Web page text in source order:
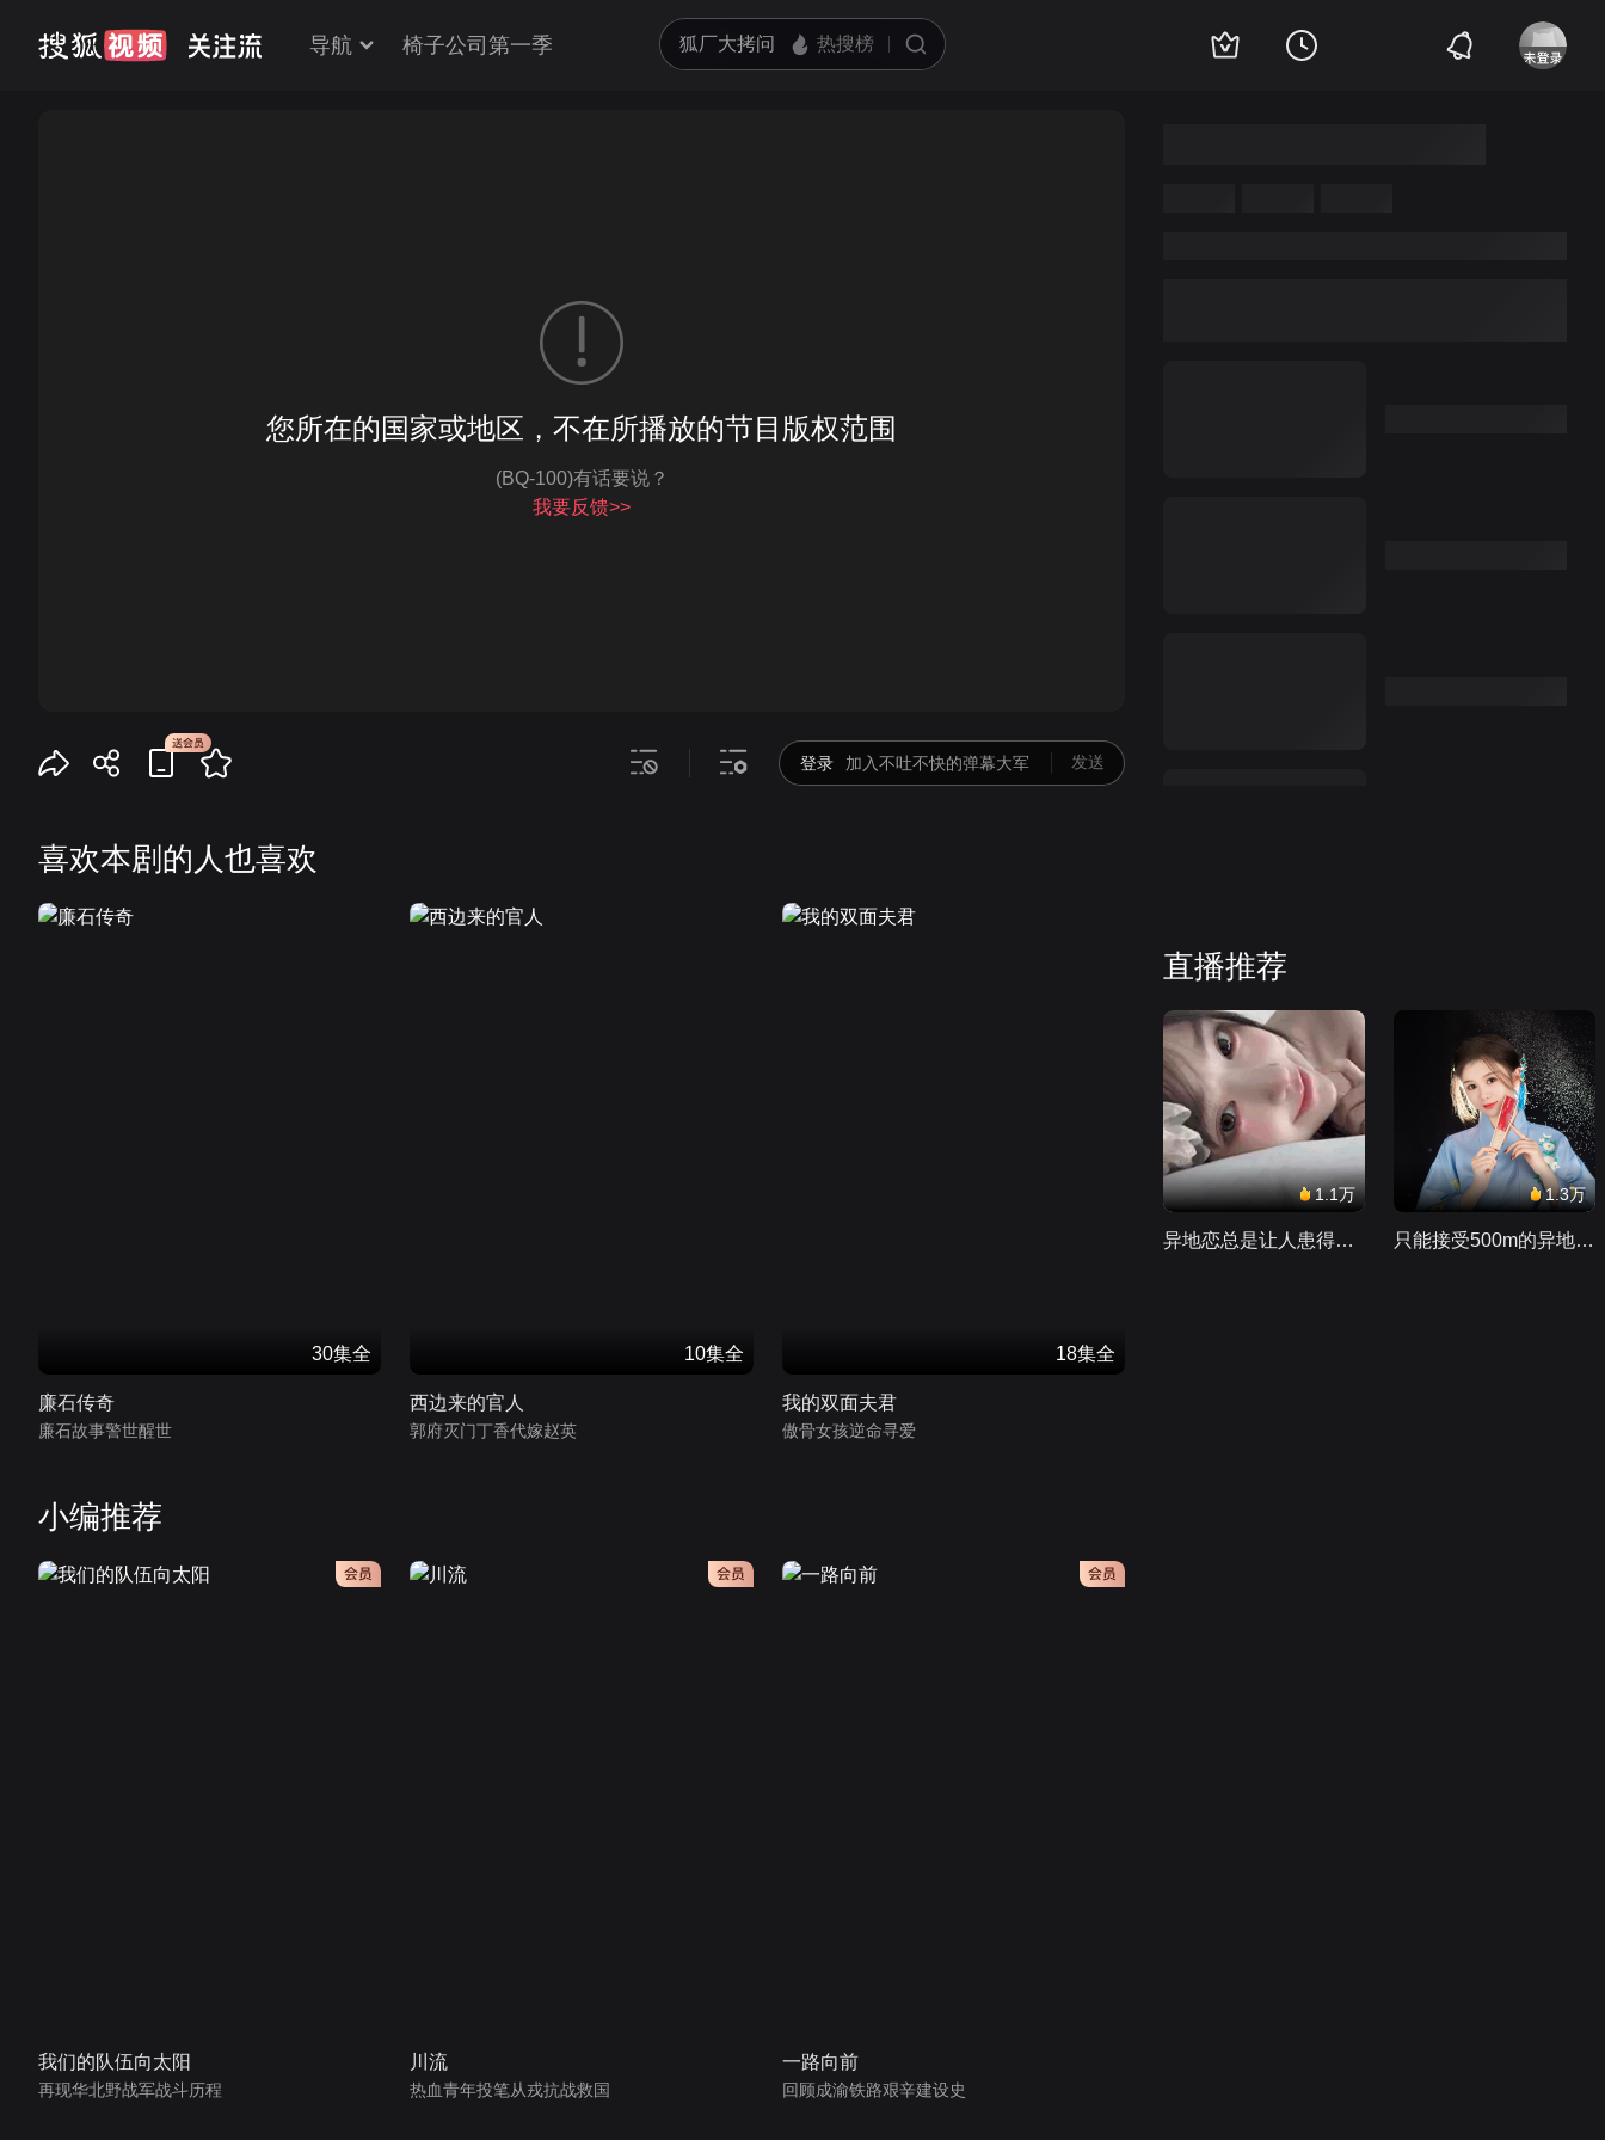
导航 椅子公司第一季
您所在的国家或地区，不在所播放的节目版权范围
(BQ-100)有话要说？
我要反馈>>
亮度
登录 加入不吐不快的弹幕大军 发送
喜欢本剧的人也喜欢
30集全
廉石传奇
廉石故事警世醒世
10集全
西边来的官人
郭府灭门丁香代嫁赵英
18集全
我的双面夫君
傲骨女孩逆命寻爱
小编推荐
会员
我们的队伍向太阳
再现华北野战军战斗历程
川流
热血青年投笔从戎抗战救国
会员
一路向前
回顾成渝铁路艰辛建设史
直播推荐
1.1万
异地恋总是让人患得患失。。。
1.3万
只能接受500m的异地恋，电动车没电了......